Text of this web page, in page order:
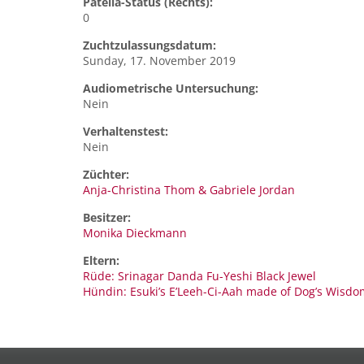
0
Zuchtzulassungsdatum:
Sunday, 17. November 2019
Audiometrische Untersuchung:
Nein
Verhaltenstest:
Nein
Züchter:
Anja-Christina Thom & Gabriele Jordan
Besitzer:
Monika Dieckmann
Eltern:
Rüde: Srinagar Danda Fu-Yeshi Black Jewel
Hündin: Esuki’s E’Leeh-Ci-Aah made of Dog’s